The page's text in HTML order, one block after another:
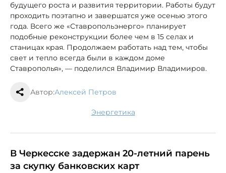
будущего роста и развития территории. Работы будут
проходить поэтапно и завершатся уже осенью этого
года. Всего же «Ставропольэнерго» планирует
подобные реконструкции более чем в 15 селах и
станицах края. Продолжаем работать над тем, чтобы
свет и тепло всегда были в каждом доме
Ставрополья», — поделился Владимир Владимиров.
Автор:Алексей Петров
энергетика
В Черкесске задержан 20-летний парень
за скупку банковских карт